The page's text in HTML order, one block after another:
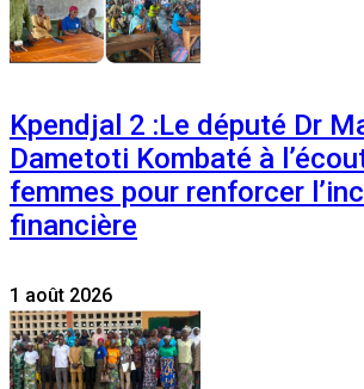
Kpendjal 2 :Le député Dr
Dametoti Kombaté à
femmes pour renforcer
financière
1 août 2026